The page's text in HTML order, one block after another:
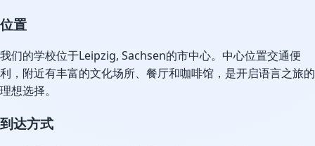
位置
我们的学校位于Leipzig, Sachsen的市中心。中心位置交通便
利，附近有丰富的文化场所、餐厅和咖啡馆，是开启语言之旅的
理想选择。
到达方式